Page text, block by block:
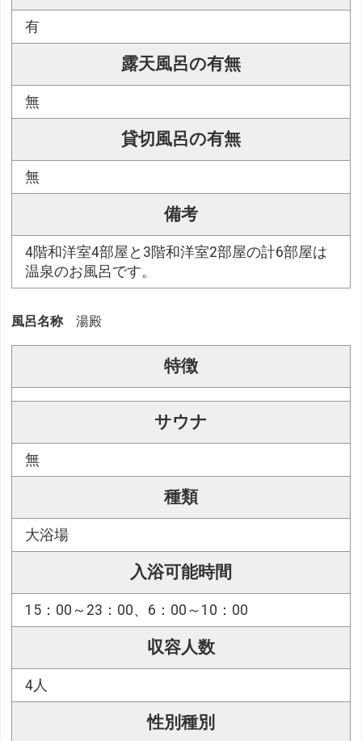
有
露天風呂の有無
無
貸切風呂の有無
無
備考
4階和洋室4部屋と3階和洋室2部屋の計6部屋は
温泉のお風呂です。
風呂名称 湯殿
特徴
サウナ
無
種類
大浴場
入浴可能時間
15：00～23：00、6：00～10：00
収容人数
4人
性別種別